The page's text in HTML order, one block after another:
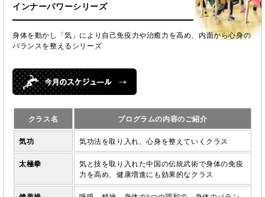
インナーパワーシリーズ
身体を動かし「気」により自己免疫力や治癒力を高め、内面から心身の
バランスを整えるシリーズ
クラス名 プログラムの内容のご紹介
気功 気功法を取り入れ、心身を整えていくクラス
太極拳
気と技を取り入れた中国の伝統武術で身体の免疫
力を高め、健康増進にも効果的なクラス